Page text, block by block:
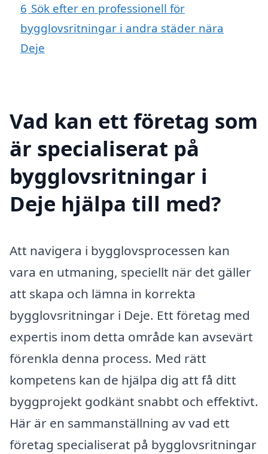
6 Sök efter en professionell för
bygglovsritningar i andra städer nära
Deje
Vad kan ett företag som
är specialiserat på
bygglovsritningar i
Deje hjälpa till med?
Att navigera i bygglovsprocessen kan
vara en utmaning, speciellt när det gäller
att skapa och lämna in korrekta
bygglovsritningar i Deje. Ett företag med
expertis inom detta område kan avsevärt
förenkla denna process. Med rätt
kompetens kan de hjälpa dig att få ditt
byggprojekt godkänt snabbt och effektivt.
Här är en sammanställning av vad ett
företag specialiserat på bygglovsritningar